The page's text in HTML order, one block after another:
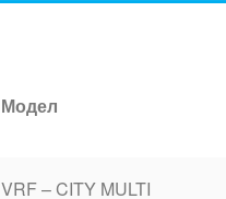
Модел
VRF – CITY MULTI